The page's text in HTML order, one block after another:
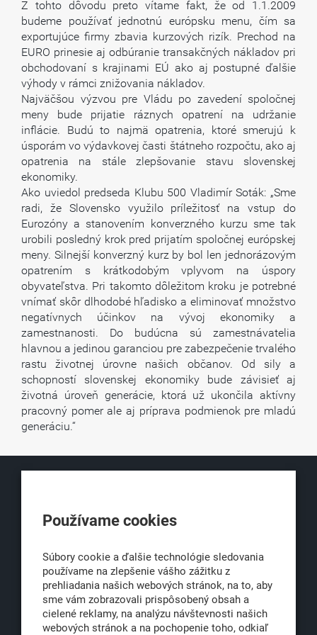
Z tohto dôvodu preto vítame fakt, že od 1.1.2009
budeme používať jednotnú európsku menu, čím sa
exportujúce firmy zbavia kurzových rizík. Prechod na
EURO prinesie aj odbúranie transakčných nákladov pri
obchodovaní s krajinami EÚ ako aj postupné ďalšie
výhody v rámci znižovania nákladov.
Najväčšou výzvou pre Vládu po zavedení spoločnej
meny bude prijatie ráznych opatrení na udržanie
inflácie. Budú to najmä opatrenia, ktoré smerujú k
úsporám vo výdavkovej časti štátneho rozpočtu, ako aj
opatrenia na stále zlepšovanie stavu slovenskej
ekonomiky.
Ako uviedol predseda Klubu 500 Vladimír Soták: „Sme
radi, že Slovensko využilo príležitosť na vstup do
Eurozóny a stanovením konverzného kurzu sme tak
urobili posledný krok pred prijatím spoločnej európskej
meny. Silnejší konverzný kurz by bol len jednorázovým
opatrením s krátkodobým vplyvom na úspory
obyvateľstva. Pri takomto dôležitom kroku je potrebné
vnímať skôr dlhodobé hľadisko a eliminovať množstvo
negatívnych účinkov na vývoj ekonomiky a
zamestnanosti. Do budúcna sú zamestnávatelia
hlavnou a jedinou garanciou pre zabezpečenie trvalého
rastu životnej úrovne našich občanov. Od sily a
schopností slovenskej ekonomiky bude závisieť aj
životná úroveň generácie, ktorá už ukončila aktívny
pracovný pomer ale aj príprava podmienok pre mladú
generáciu.“
Obchodná 6
office@klub500.sk
+421 2 54 646 464
Používame cookies
Súbory cookie a ďalšie technológie sledovania
používame na zlepšenie vášho zážitku z
prehliadania našich webových stránok, na to, aby
sme vám zobrazovali prispôsobený obsah a
cielené reklamy, na analýzu návštevnosti našich
webových stránok a na pochopenie toho, odkiaľ